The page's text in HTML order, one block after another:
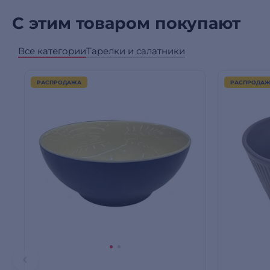
С этим товаром покупают
Все категорииТарелки и салатники
РАСПРОДАЖА